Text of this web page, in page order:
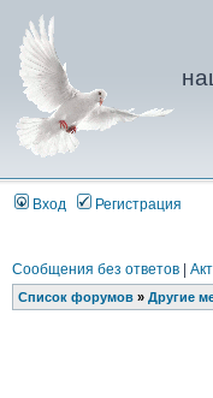
Вход Регистрация
Сообщения без ответов|
Список форумов» Другие